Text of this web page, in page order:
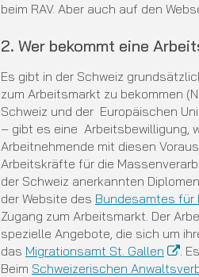
beim RAV. Aber auch auf den
2. Wer bekommt eine
Es gibt in der Schweiz
zum Arbeitsmarkt zu bekommen
Schweiz und der Europäischen
– gibt es eine Arbeitsbewilligung,
Arbeitnehmende mit diesen
Arbeitskräfte für die
der Schweiz anerkannten
der Website des Bundesamtes für
Zugang zum Arbeitsmarkt. Der
spezielle Angebote, die sich um
das Migrationsamt St. Gallen
.
Beim Schweizerischen